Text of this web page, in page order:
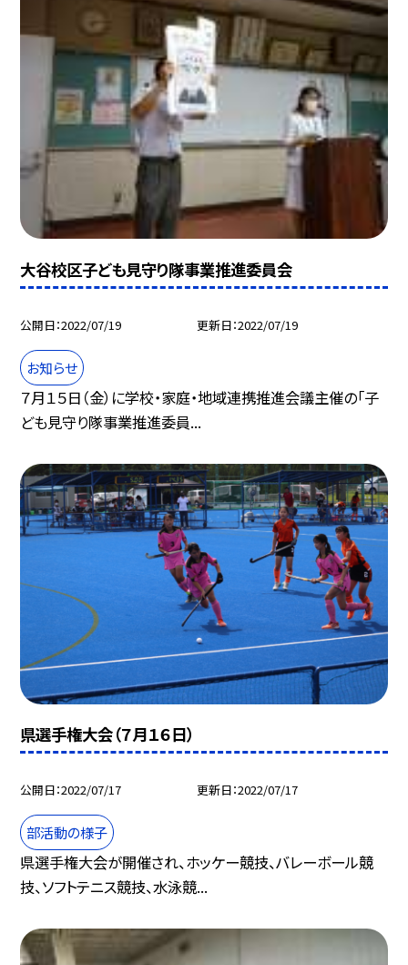
大谷校区子ども見守り隊事業推進委員会
公開日 2022/07/19 更新日 2022/07/19
お知らせ
７月１５日（金）に学校・家庭・地域連携推進会議主催の「子
ども見守り隊事業推進委員...
県選手権大会（７月１６日）
公開日 2022/07/17 更新日 2022/07/17
部活動の様子
県選手権大会が開催され、ホッケー競技、バレーボール競
技、ソフトテニス競技、水泳競...